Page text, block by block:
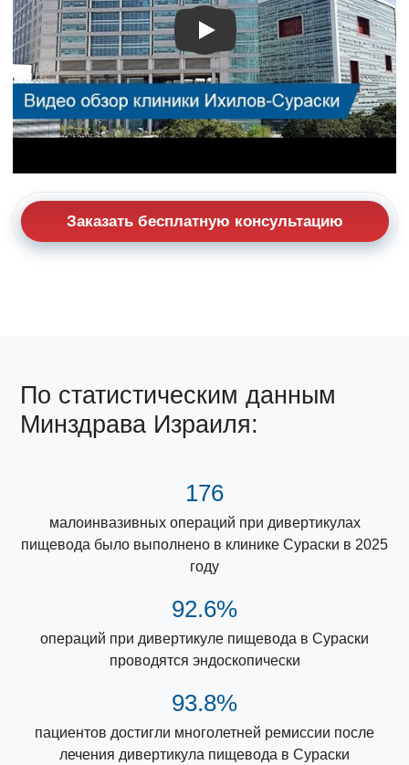
Видео о лечении
Заказать бесплатную консультацию
По статистическим данным
Минздрава Израиля:
176
малоинвазивных операций при дивертикулах
пищевода было выполнено в клинике Сураски в 2025
году
92.6%
операций при дивертикуле пищевода в Сураски
проводятся эндоскопически
93.8%
пациентов достигли многолетней ремиссии после
лечения дивертикула пищевода в Сураски